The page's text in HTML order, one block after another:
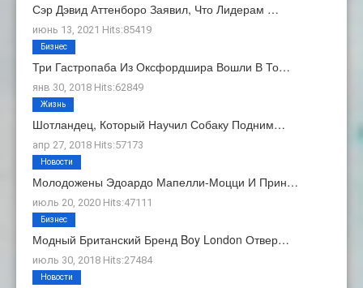
Сэр Дэвид Аттенборо Заявил, Что Лидерам …
июнь 13, 2021 Hits:85419
Три Гастропаба Из Оксфордшира Вошли В То…
янв 30, 2018 Hits:62849
Бизнес
Шотландец, Который Научил Собаку Подним…
апр 27, 2018 Hits:57173
Жизнь
Молодожены Эдоардо Мапелли-Моцци И Прин…
июль 20, 2020 Hits:47111
Новости
Модный Британский Бренд Boy London Отвер…
июль 30, 2018 Hits:27484
Бизнес
Новости